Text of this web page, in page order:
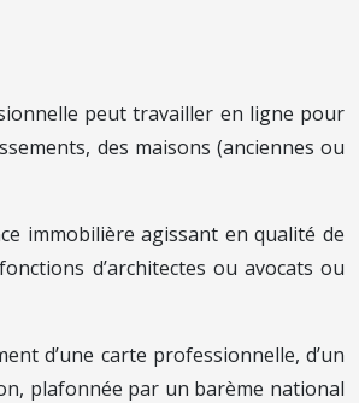
peut travailler en ligne pour
des maisons (anciennes ou
immobilière agissant en qualité de
d’architectes ou avocats ou
d’une carte professionnelle, d’un
plafonnée par un barème national